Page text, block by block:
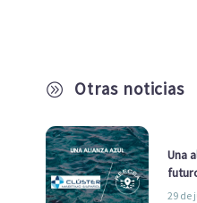
A Otras noticias
Una
29 de